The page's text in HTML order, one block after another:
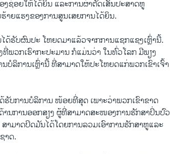
ງຊ່ອຍໃຫ້ໄດ້ຍິນ ແລະການຜ່າຕັດເສັ້ນປະສາດຫູ
ຍແຮງຂອງການສູນເສຍການໄດ້ຍິນ.
ດ້ຮັບຜົນປະ ໂຫຍດມາແລ້ວຈາກການແຊກແຊງເຫຼົ່ານີ້.
ພວກເຮົາກະປະມານ ກໍແມ່ນວ່າ ໃນທົ່ວໂລກ ມີພຽງ
ບໍລິການເຫຼົ່ານີ້ ທີ່ສາມາດໃຫ້ປະໂຫຍດແກ່ພວກເຂົາເຈົ້າ
ບການບໍລິການ ໜ້ອຍທີ່ສຸດ ເພາະວ່າພວກເຂົາຂາດ
ນການອອກສຽງ ຜູ້ທີ່ສາມາດສະໜອງການຮັກສາປິ່ນປົວ
າມາດປິດມັນໄດ້ໂດຍການລວມເອົາການຮັກສາຫູແລະ
າດ.